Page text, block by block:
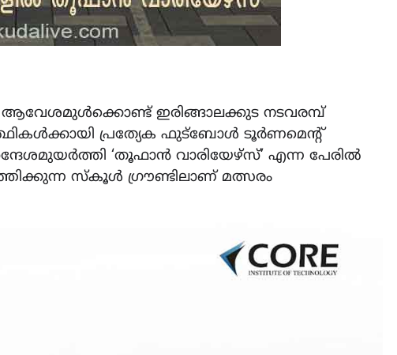
ആവേശമുൾക്കൊണ്ട് ഇരിങ്ങാലക്കുട നടവരമ്പ്
പ്രത്യേക ഫുട്ബോൾ ടൂർണമെന്റ്
‘തൂഫാൻ വാരിയേഴ്സ്’ എന്ന പേരിൽ
സ്കൂൾ ഗ്രൗണ്ടിലാണ് മത്സരം